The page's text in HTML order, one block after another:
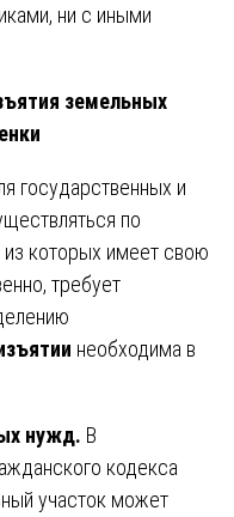
ни с иными
земельных
государственных и
по
которых имеет свою
требует
необходима в
нужд. В
кодекса
участок может